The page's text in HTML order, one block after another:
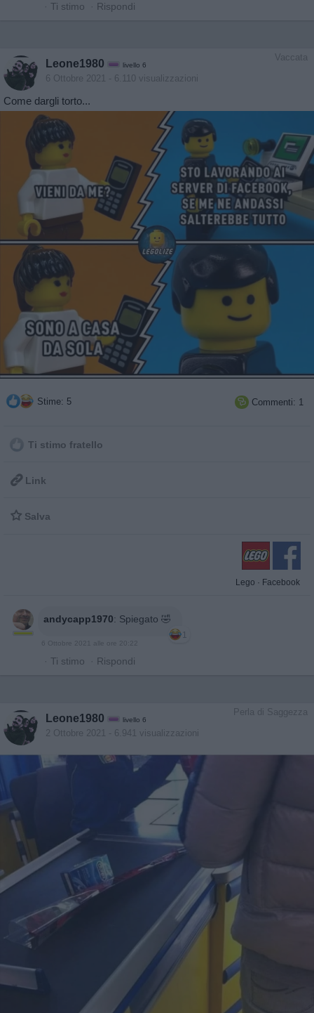
· Ti stimo · Rispondi
Vaccata
Leone1980 livello 6
6 Ottobre 2021 - 6.110 visualizzazioni
Come dargli torto...
Stime: 5  Commenti: 1
Ti stimo fratello
 Link
 Salva
Lego · Facebook
andycapp1970: Spiegato 🤣
1
· Ti stimo · Rispondi
Perla di Saggezza
Leone1980 livello 6
2 Ottobre 2021 - 6.941 visualizzazioni